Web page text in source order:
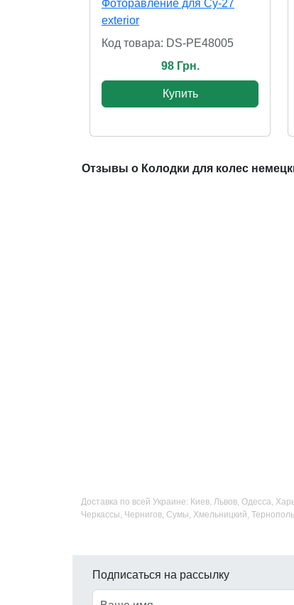
Фоторавление для Су-27
exterior
Код товара: DS-PE48005
98 Грн.
Купить
Отзывы о Колодки для колес
Доставка по всей Украине: Киев, Львов, Одесса,
Черкассы, Чернигов, Сумы, Хмельницкий,
Подписаться на рассылку